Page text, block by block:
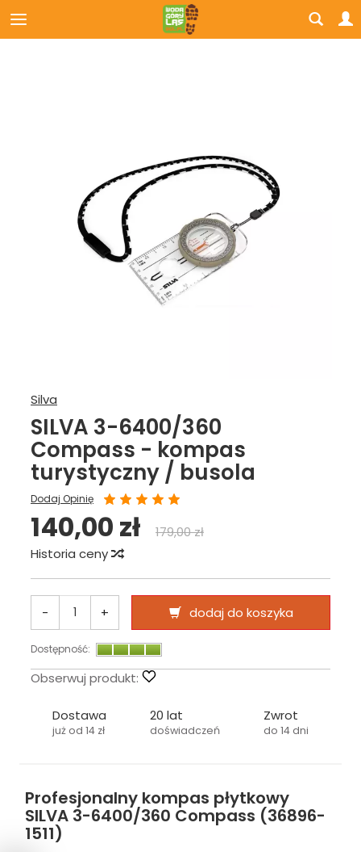
Silva
SILVA 3-6400/360
Compass - kompas
turystyczny / busola
Dodaj Opinię
140,00 zł
179,00 zł
Historia ceny
- + dodaj do koszyka
Dostępność:
Obserwuj produkt:
Dostawa
już od 14 zł
20 lat
doświadczeń
Zwrot
do 14 dni
Profesjonalny kompas płytkowy
SILVA 3-6400/360 Compass (36896-
1511)